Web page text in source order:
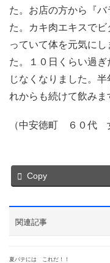
た。お店の方から『
た。カキ肉エキスで
っていて体を元気に
た。１０日くらい過
じなくなりました。
れからも続けて飲みま
（中安徳町 ６０代
Copy
関連記事
夏バテには これだ！！